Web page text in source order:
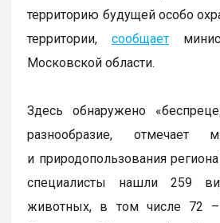
территорию будущей особо
территории, сообщает
Московской области.
Здесь обнаружено
разнообразие, отмечает
и природопользования
специалисты нашли 259
животных, в том числе 72